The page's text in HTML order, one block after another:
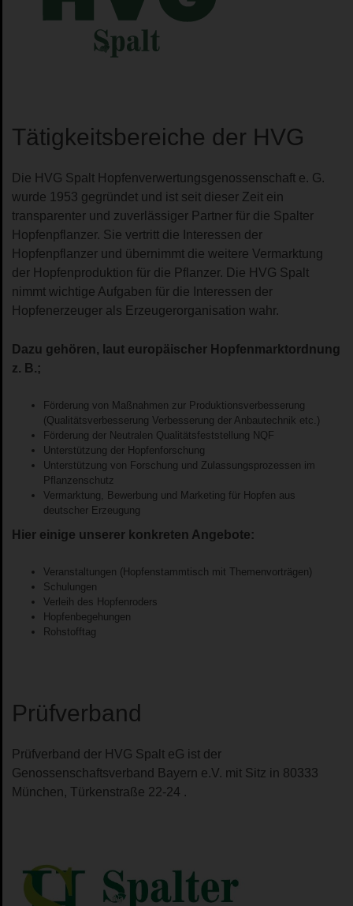
Tätigkeitsbereiche der HVG
Die HVG Spalt Hopfenverwertungsgenossenschaft e. G.
wurde 1953 gegründet und ist seit dieser Zeit ein
transparenter und zuverlässiger Partner für die Spalter
Hopfenpflanzer. Sie vertritt die Interessen der
Hopfenpflanzer und übernimmt die weitere Vermarktung
der Hopfenproduktion für die Pflanzer. Die HVG Spalt
nimmt wichtige Aufgaben für die Interessen der
Hopfenerzeuger als Erzeugerorganisation wahr.
Dazu gehören, laut europäischer Hopfenmarktordnung
z. B.;
Förderung von Maßnahmen zur Produktionsverbesserung
(Qualitätsverbesserung Verbesserung der Anbautechnik etc.)
Förderung der Neutralen Qualitätsfeststellung NQF
Unterstützung der Hopfenforschung
Unterstützung von Forschung und Zulassungsprozessen im
Pflanzenschutz
Vermarktung, Bewerbung und Marketing für Hopfen aus
deutscher Erzeugung
Hier einige unserer konkreten Angebote:
Veranstaltungen (Hopfenstammtisch mit Themenvorträgen)
Schulungen
Verleih des Hopfenroders
Hopfenbegehungen
Rohstofftag
Prüfverband
Prüfverband der HVG Spalt eG ist der
Genossenschaftsverband Bayern e.V. mit Sitz in 80333
München, Türkenstraße 22-24 .